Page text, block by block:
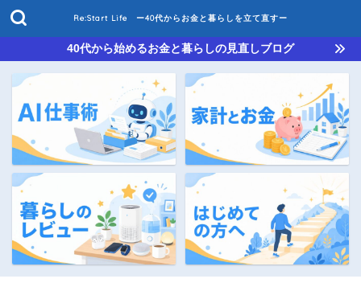
Re:Start Life ー40代からお金と暮らしを立て直すー
40代から始めるお金と暮らしの見直しブログ